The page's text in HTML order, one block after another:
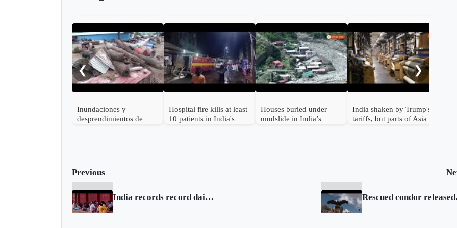
❮
Inundaciones y
desprendimientos de
Hospital fire kills at least
10 patients in India's
Houses buried under
mudslide in India’s
India shaken by Trump's
tariffs, but parts of Asia
❯
Previous
India records record daily COVID-19 death toll